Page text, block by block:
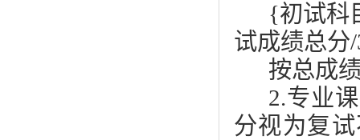
{初试科
试成绩总分
按总成
2.专业
分视为复